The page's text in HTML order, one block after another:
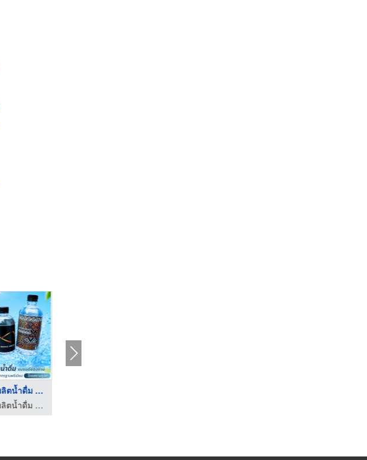
โรงงานผลิตน้ำดื่ม ปท ...
โรงงานผลิตน้ำดื่ม OEM - สยามยูนิค